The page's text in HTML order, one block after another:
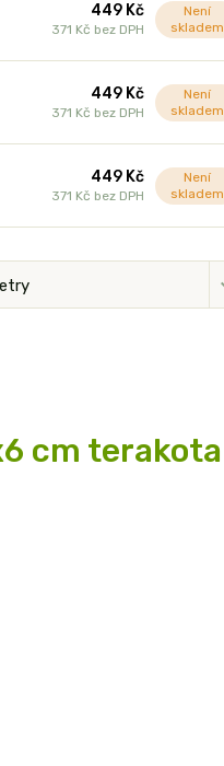
449 Kč
371 Kč bez DPH
Není
skladem
449 Kč
371 Kč bez DPH
Není
skladem
449 Kč
371 Kč bez DPH
Není
skladem
cm terakota